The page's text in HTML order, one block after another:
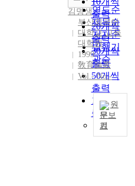
연도순
제목순
저자순
발행기
관순
출력
20개씩
출력
30개씩
출력
50개씩
출력
100개씩
출력
김명생
부산외국어
대학교 교육
대학원
1999
敎育論叢
Vol.- No.-
원
문보
기